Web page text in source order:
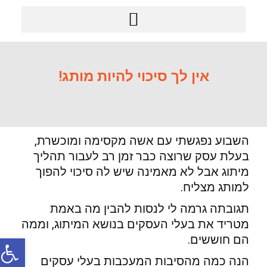
אין לך סיכוי להיות מותג!
השבוע נפגשתי עם אשה מקסימה ומוכשרת,
בעלת עסק שרוצה כבר זמן רב לעבור תהליך
מיתוג אבל לא מאמינה שיש לה סיכוי להפוך
למותג מצליח.
תגובתה גרמה לי לנסות להבין מה באמת
מטריד את בעלי העסקים בנושא המיתוג, וממה
הם חוששים.
הנה כמה מהסיבות המעכבות בעלי עסקים
פתח